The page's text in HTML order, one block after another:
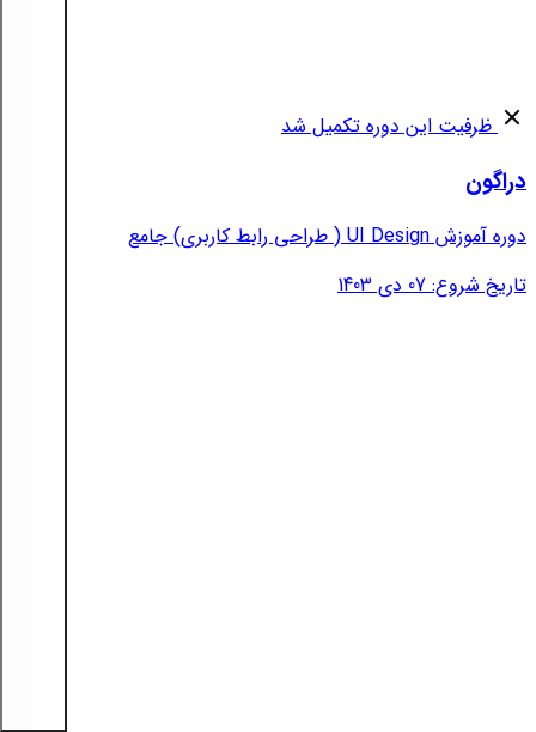
ظرفیت این دوره تکمیل شد
دراگون
دوره آموزش UI Design ( طراحی رابط کاربری) جامع
تاریخ شروع: 07 دی 1403